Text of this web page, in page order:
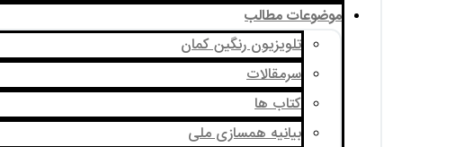
موضوعات مطالب
تلویزیون رنگین کمان
سرمقالات
کتاب ها
بیانیه همسازی ملی